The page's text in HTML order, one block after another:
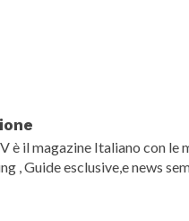
è il magazine Italiano con
, Guide esclusive,e news